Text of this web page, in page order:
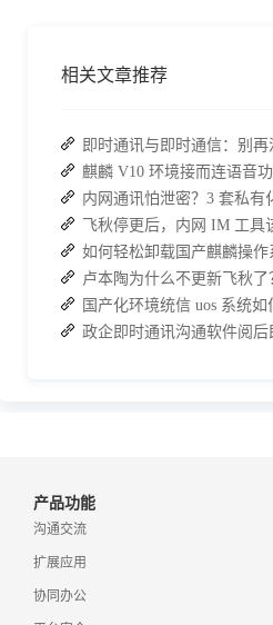
相关文章推荐
如何轻松卸载国产麒麟操
国产化环境统信 uos 系统
产品功能
沟通交流
扩展应用
协同办公